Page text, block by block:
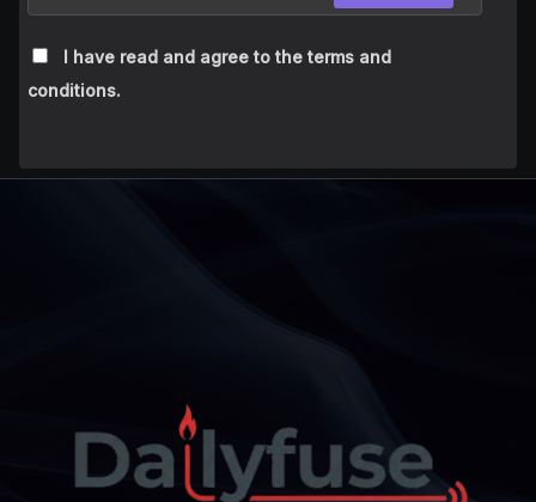
I have read and agree to the terms and
conditions.